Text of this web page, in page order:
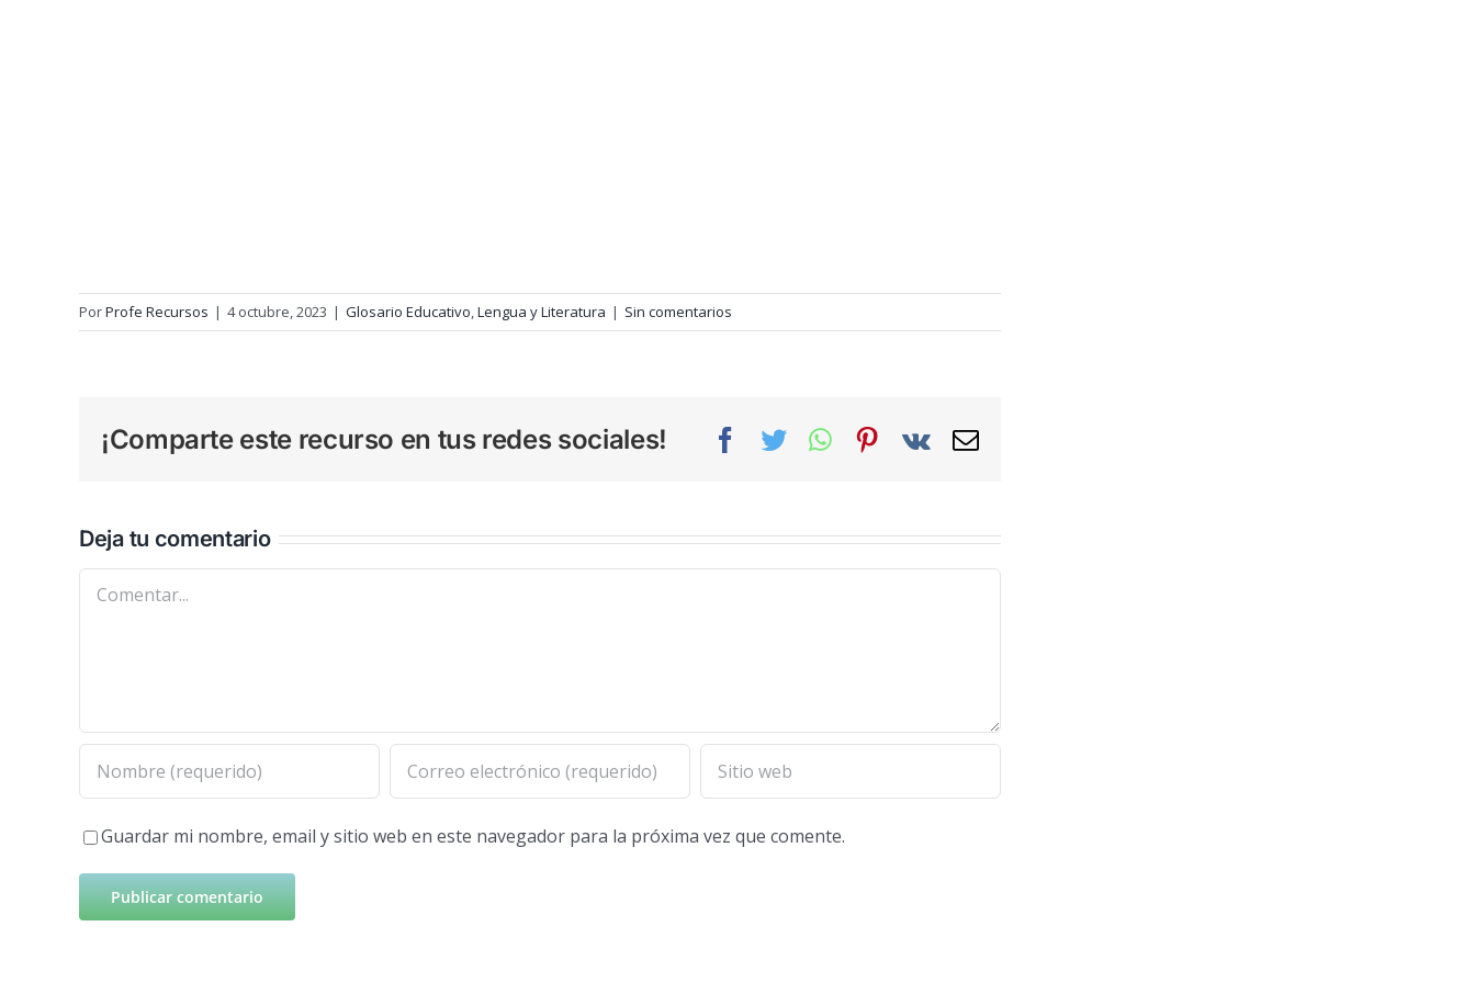
PorProfe Recursos | 4 octubre, 2023 | Glosario Educativo,Lengua y Literatura | Sin comentarios
¡Comparte este recurso en tus redes sociales! Facebook
TwitterWhatsAppPinterest
Vk
Correo
Deja tu comentario
Comentar
Guardar mi nombre, email y sitio web en este navegador para la próxima vez que comente.